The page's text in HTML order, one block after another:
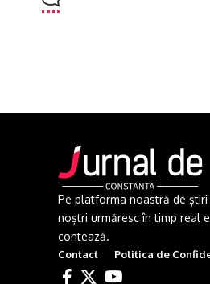
Pe platforma noastră de
noștri urmăresc în timp real
contează.
Contact Politica de